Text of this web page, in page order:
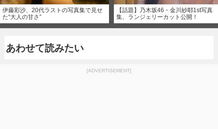
伊藤彩沙、20代ラストの写真集で見せ
た“大人の甘さ”
【話題】乃木坂46・金川紗耶1st写真
集、ランジェリーカット公開！
あわせて読みたい
[ADVERTISEMENT]